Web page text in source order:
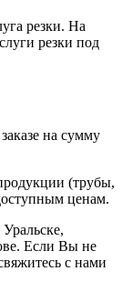
резки. На
резки под
на сумму
(трубы,
ценам.
Если Вы не
с нами